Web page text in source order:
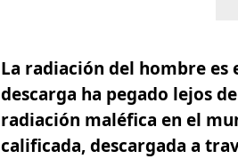
La radiación del hombre
descarga ha pegado lejos
radiación maléfica en el
calificada, descargada a